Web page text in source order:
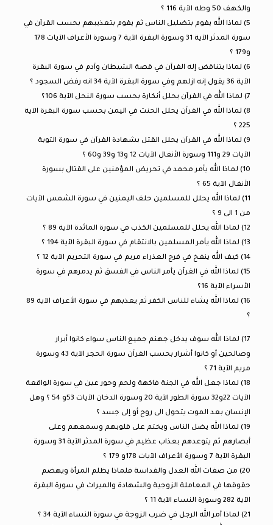
والكهف 50 وطه الآية 116 ؟
5) لماذا الله يقوم بتضليل الناس ثم يقوم بتعذيبهم بحسب القرآن في
سورة المدثر الآية 31 وسورة البقرة الآية 7 وسورة الأعراف الآيات 178
و179 ؟
6) لماذا يتناقض إله القرآن في قصة الشيطان وآدم في سورة البقرة
الآية 36 يقول إنه ازلهم وفي سورة البقرة الآية 34 انه رفض السجود ؟
7) لماذا الله في القرآن يحلل أنكارة بحسب سورة النحل الآية 106؟
8) لماذا الله في القرآن يحلل الحنث في اليمن بحسب سورة البقرة الآية
225 ؟
9) لماذا الله في القرآن يحلل القتل بشهادة القرآن في سورة التوبة
الآيات 29 و111 وسورة الأنفال الآيات 12 و13 و39 و60 ؟
10) لماذا الله يأمر محمد في تحريض المؤمنين على القتال بسورة
الأنفال الآية 65 ؟
11) لماذا الله يحلل للمسلمين حلف اليمنين في سورة الشمس الآيات
من 1 الى 9 ؟
12) لماذا الله يحلل للمسلمين الكذب في سورة المائدة الآية 89 ؟
13) لماذا الله يأمر المسلمين بالانتقام في سورة البقرة الآية 194 ؟
14) كيف الله ينفخ في فرج العذراء مريم في سورة التحريم الآية 12 ؟
15) لماذا الله في القرآن يأمر الناس في الفسق ثم يدمرهم في سورة
الأسراء الآية 16؟
16) لماذا الله يشاء للناس الكفر ثم يعذبهم في سورة الأعراف الآية 89
؟
17) لماذا الله سوف يدخل جهنم جميع الناس سواء كانوا أبرار
وصالحين أو كانوا أشرار بحسب القرآن سورة الحجر الآية 43 وسورة
مريم الآية 71 ؟
18) لماذا جعل الله في الجنة فاكهة ولحم وحور عين في سورة الواقعة
الآيات 22و32 سورة الطور الآية 20 وسورة الدخان الآيات 53و 54 ؟ وهل
الإنسان بعد الموت يتحول الى روح أو إلى جسد ؟
19) لماذا الله يضل الناس ويختم على قلوبهم وسمعهم وعلى
أبصارهم ثم يتوعدهم بعذاب عظيم في سورة المدثر الآية 31 وسورة
البقرة الآية 7 وسورة الأعراف الآيات 178و 179 ؟
20) من صفات الله العدل والقداسة فلماذا يظلم المرأة ويهضم
حقوقها في المعاملة الزوجية والشهادة والميراث في سورة البقرة
الآية 282 وسورة النساء الآية 11 ؟
21) لماذا أمر الله الرجل في ضرب الزوجة في سورة النساء الآية 34 ؟